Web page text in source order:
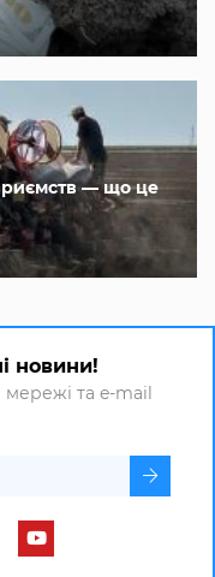
— що це
новини!
мережі та e-mail